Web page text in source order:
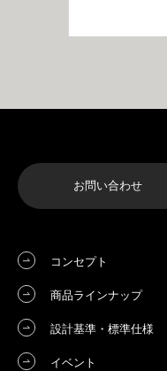
コンセプト
商品ラインナップ
設計基準・標準仕様
イベント
お問い合わせ